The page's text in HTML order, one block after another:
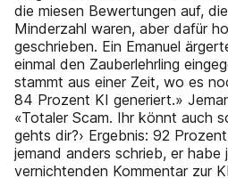
die miesen Bewertungen auf,
Minderzahl waren, aber dafür
geschrieben. Ein Emanuel
einmal den Zauberlehrling
stammt aus einer Zeit, wo es
84 Prozent KI generiert.»
«Totaler Scam. Ihr könnt auch
gehts dir?› Ergebnis: 92
jemand anders schrieb, er habe
vernichtenden Kommentar zur